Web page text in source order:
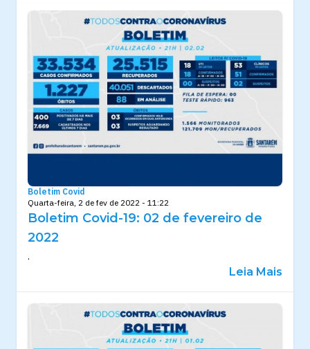
Boletim Covid
Quarta-feira, 2 de fev de 2022 - 11:22
Boletim Covid-19: 02 de fevereiro de
2022
.
Leia Mais